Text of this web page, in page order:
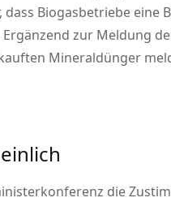
Biogasbetriebe
zur Meldung
Mineraldünger
die